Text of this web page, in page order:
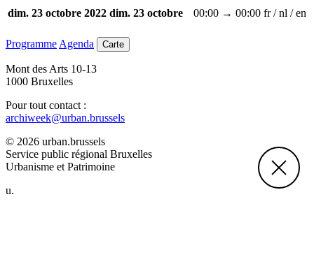
dim. 23 octobre 2022 dim. 23 octobre 00:00 → 00:00 fr / nl / en
Programme Agenda Carte
Mont des Arts 10-13
1000 Bruxelles
Pour tout contact :
archiweek@urban.brussels
© 2026 urban.brussels
Service public régional Bruxelles
Urbanisme et Patrimoine
u.